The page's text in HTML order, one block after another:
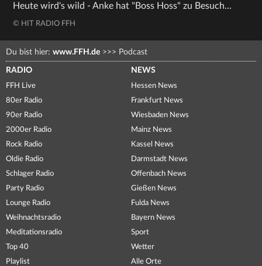
Heute wird's wild - Anke hat "Boss Hoss" zu Besuch...
© HIT RADIO FFH
Du bist hier: www.FFH.de >>> Podcast
RADIO
FFH Live
80er Radio
90er Radio
2000er Radio
Rock Radio
Oldie Radio
Schlager Radio
Party Radio
Lounge Radio
Weihnachtsradio
Meditationsradio
Top 40
Playlist
NEWS
Hessen News
Frankfurt News
Wiesbaden News
Mainz News
Kassel News
Darmstadt News
Offenbach News
Gießen News
Fulda News
Bayern News
Sport
Wetter
Alle Orte